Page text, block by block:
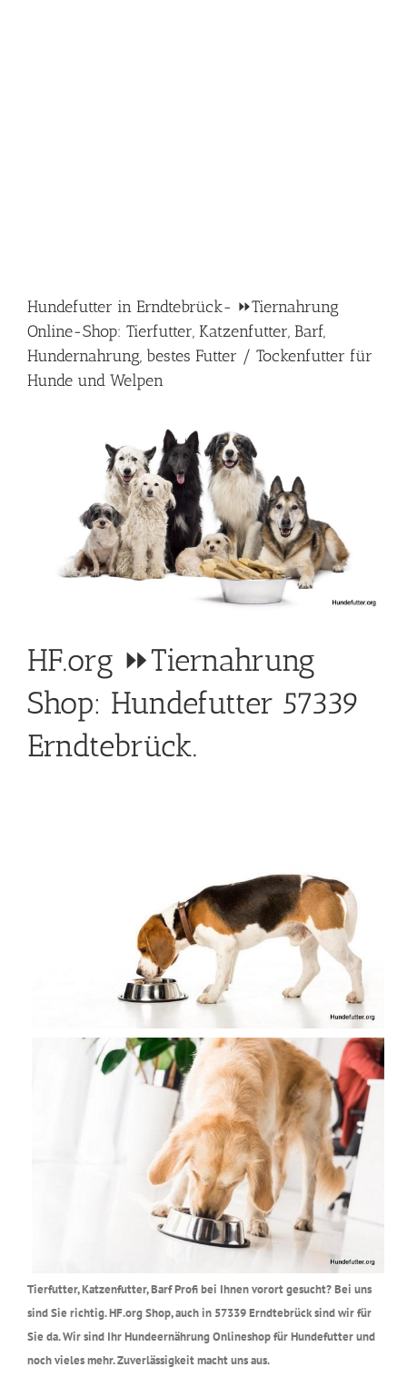
Hundefutter in Erndtebrück- ⏩Tiernahrung
Online-Shop: Tierfutter, Katzenfutter, Barf,
Hundernahrung, bestes Futter / Tockenfutter für
Hunde und Welpen
HF.org ⏩Tiernahrung
Shop: Hundefutter 57339
Erndtebrück.
Tierfutter, Katzenfutter, Barf Profi bei Ihnen vorort gesucht? Bei uns
sind Sie richtig. HF.org Shop, auch in 57339 Erndtebrück sind wir für
Sie da. Wir sind Ihr Hundeernährung Onlineshop für Hundefutter und
noch vieles mehr. Zuverlässigkeit macht uns aus.